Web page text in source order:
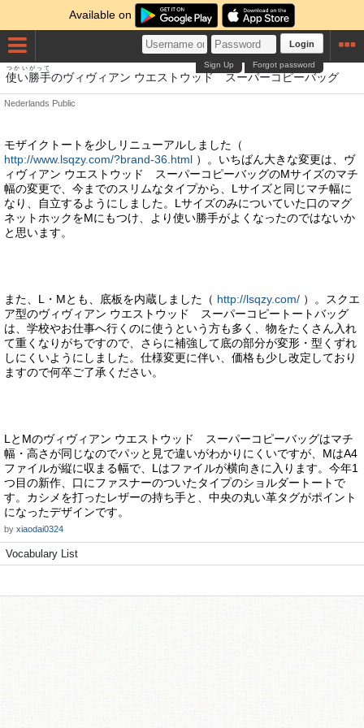
Available on
Login
Forgot password
Sign Up
使い勝手
つかいがって
のヴィヴィアン ウエストウッド スーパーコピーバッグ
Nederlands Public
モザイクトートを少しリニューアルしました（
http://www.lsqzy.com/?brand-36.html ）。いちばん大きな変更は、ヴ
ィヴィアン ウエストウッド スーパーコピーバッグのMサイズのマチ
幅の変更で、今までのスリムなタイプから、Lサイズと同じマチ幅に
なり、自立するようにしました。Lサイズのみについていた口のマグ
ネットホックをMにもつけ、より使い勝手がよくなったのではないか
と思います。
また、L・Mとも、底板を内蔵しました（ http://lsqzy.com/ ）。スクエ
ア型のヴィヴィアン ウエストウッド スーパーコピートートバッグ
は、学校やお仕事へ行くのに使うという方も多く、物をたくさん入れ
て重くなりがちですので、さらに補強して底の部分が変形・型くずれ
しにくいようにしました。仕様変更に伴い、価格も少し改定しており
ますので何卒ご了承ください。
LとMのヴィヴィアン ウエストウッド スーパーコピーバッグはマチ
幅・高さが同じなのでパッと見で違いがわかりにくいですが、MはA4
ファイルが縦に収まる幅で、Lはファイルが横向きに入ります。今年1
つ目の新作、口にファスナーのついたタイプのショルダートートで
す。カシメを打ったレザーの持ち手と、中央の丸い革タグがポイント
になったデザインです。
by xiaodai0324
Vocabulary List